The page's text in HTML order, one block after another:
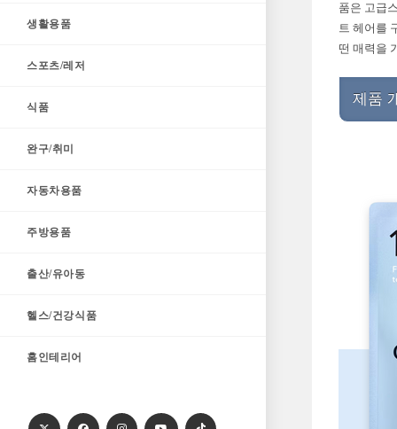
생활용품
스포츠/레저
식품
완구/취미
자동차용품
주방용품
출산/유아동
헬스/건강식품
홈인테리어
품은 고급
트 헤어를
떤 매력을
제품